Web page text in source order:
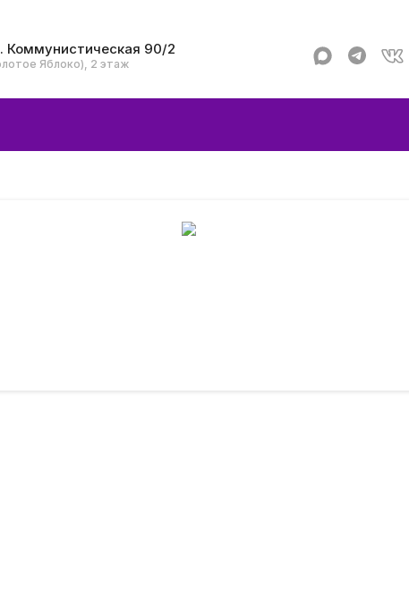
Коммунистическая 90/2
Яблоко), 2 этаж